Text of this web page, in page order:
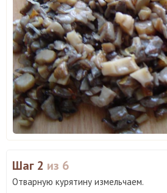
Шаг 2 из 6
Отварную курятину измельчаем.